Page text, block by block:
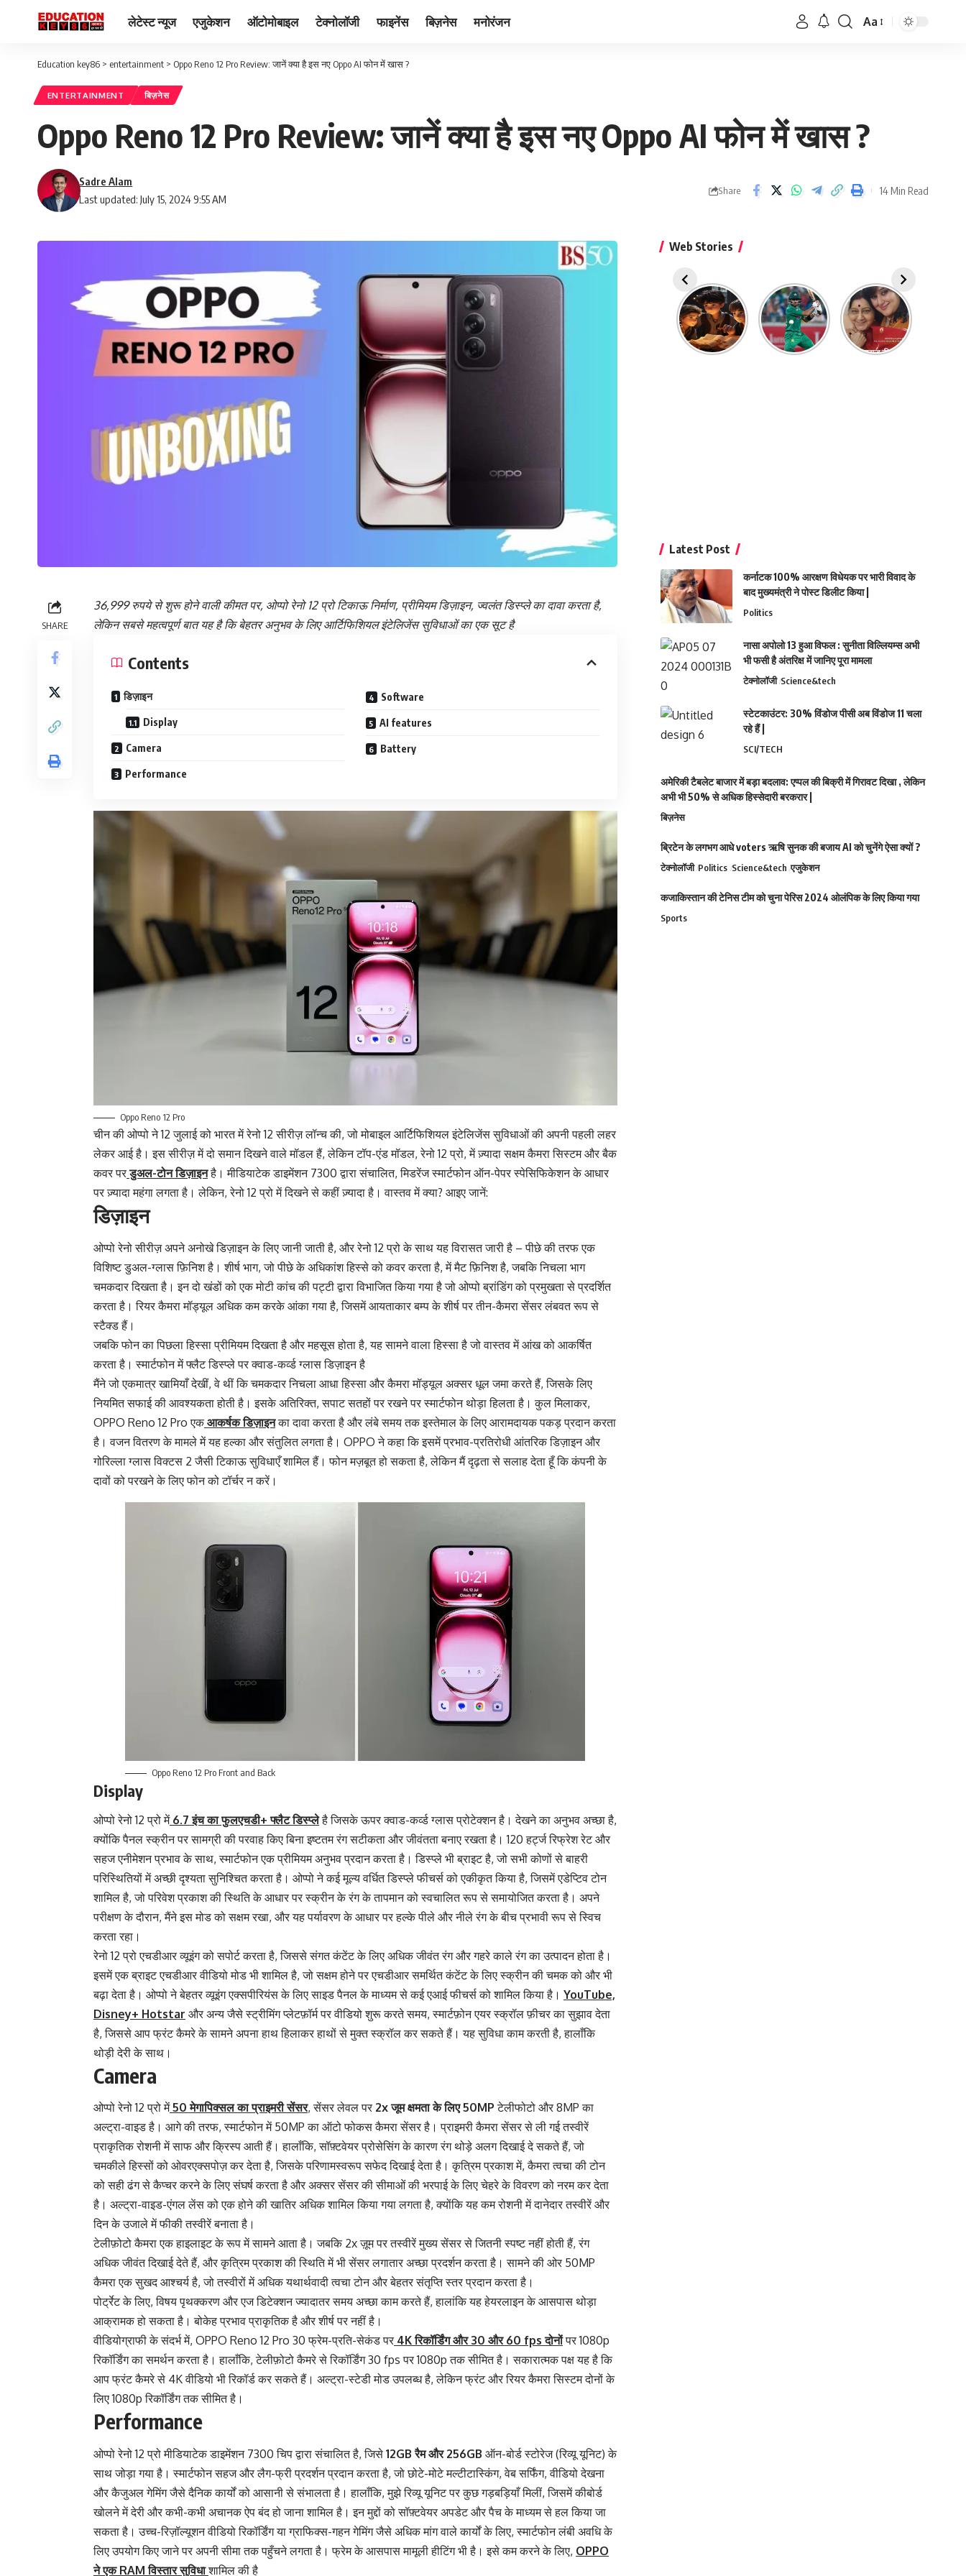
लेटेस्ट न्यूज एजुकेशन ऑटोमोबाइल टेक्नोलॉजी फाइनेंस बिज़नेस मनोरंजन
Font
Aa
Education key86 > entertainment > Oppo Reno 12 Pro Review: जानें क्या है इस नए Oppo AI फोन में खास ?
ENTERTAINMENT बिज़नेस
Oppo Reno 12 Pro Review: जानें क्या है इस नए Oppo AI फोन में खास ?
Last updated: July 15, 2024 9:55 AM
Sadre Alam
Share 14 Min Read
SHARE
36,999 रुपये से शुरू होने वाली कीमत पर, ओप्पो रेनो 12 प्रो टिकाऊ निर्माण, प्रीमियम डिज़ाइन, ज्वलंत डिस्प्ले का दावा करता है,
लेकिन सबसे महत्वपूर्ण बात यह है कि बेहतर अनुभव के लिए आर्टिफिशियल इंटेलिजेंस सुविधाओं का एक सूट है
Contents
डिज़ाइन
Display
Camera
Performance
Software
AI features
Battery
Oppo Reno 12 Pro
चीन की ओप्पो ने 12 जुलाई को भारत में रेनो 12 सीरीज़ लॉन्च की, जो मोबाइल आर्टिफिशियल इंटेलिजेंस सुविधाओं की अपनी पहली लहर
लेकर आई है। इस सीरीज़ में दो समान दिखने वाले मॉडल हैं, लेकिन टॉप-एंड मॉडल, रेनो 12 प्रो, में ज़्यादा सक्षम कैमरा सिस्टम और बैक
कवर परडुअल-टोन डिज़ाइनहै। मीडियाटेक डाइमेंशन 7300 द्वारा संचालित, मिडरेंज स्मार्टफोन ऑन-पेपर स्पेसिफिकेशन के आधार
पर ज़्यादा महंगा लगता है। लेकिन, रेनो 12 प्रो में दिखने से कहीं ज़्यादा है। वास्तव में क्या? आइए जानें:
डिज़ाइन
ओप्पो रेनो सीरीज़ अपने अनोखे डिज़ाइन के लिए जानी जाती है, और रेनो 12 प्रो के साथ यह विरासत जारी है – पीछे की तरफ एक
विशिष्ट डुअल-ग्लास फ़िनिश है। शीर्ष भाग, जो पीछे के अधिकांश हिस्से को कवर करता है, में मैट फ़िनिश है, जबकि निचला भाग
चमकदार दिखता है। इन दो खंडों को एक मोटी कांच की पट्टी द्वारा विभाजित किया गया है जो ओप्पो ब्रांडिंग को प्रमुखता से प्रदर्शित
करता है। रियर कैमरा मॉड्यूल अधिक कम करके आंका गया है, जिसमें आयताकार बम्प के शीर्ष पर तीन-कैमरा सेंसर लंबवत रूप से
स्टैक्ड हैं।
जबकि फोन का पिछला हिस्सा प्रीमियम दिखता है और महसूस होता है, यह सामने वाला हिस्सा है जो वास्तव में आंख को आकर्षित
करता है। स्मार्टफोन में फ्लैट डिस्प्ले पर क्वाड-कर्व्ड ग्लास डिज़ाइन है
मैंने जो एकमात्र खामियाँ देखीं, वे थीं कि चमकदार निचला आधा हिस्सा और कैमरा मॉड्यूल अक्सर धूल जमा करते हैं, जिसके लिए
नियमित सफाई की आवश्यकता होती है। इसके अतिरिक्त, सपाट सतहों पर रखने पर स्मार्टफोन थोड़ा हिलता है। कुल मिलाकर,
OPPO Reno 12 Pro एकआकर्षक डिज़ाइनका दावा करता है और लंबे समय तक इस्तेमाल के लिए आरामदायक पकड़ प्रदान करता
है। वजन वितरण के मामले में यह हल्का और संतुलित लगता है। OPPO ने कहा कि इसमें प्रभाव-प्रतिरोधी आंतरिक डिज़ाइन और
गोरिल्ला ग्लास विक्टस 2 जैसी टिकाऊ सुविधाएँ शामिल हैं। फोन मज़बूत हो सकता है, लेकिन मैं दृढ़ता से सलाह देता हूँ कि कंपनी के
दावों को परखने के लिए फोन को टॉर्चर न करें।
Oppo Reno 12 Pro Front and Back
Display
ओप्पो रेनो 12 प्रो में6.7 इंच का फुलएचडी+ फ्लैट डिस्प्लेहै जिसके ऊपर क्वाड-कर्व्ड ग्लास प्रोटेक्शन है। देखने का अनुभव अच्छा है,
क्योंकि पैनल स्क्रीन पर सामग्री की परवाह किए बिना इष्टतम रंग सटीकता और जीवंतता बनाए रखता है। 120 हर्ट्ज रिफ्रेश रेट और
सहज एनीमेशन प्रभाव के साथ, स्मार्टफोन एक प्रीमियम अनुभव प्रदान करता है। डिस्प्ले भी ब्राइट है, जो सभी कोणों से बाहरी
परिस्थितियों में अच्छी दृश्यता सुनिश्चित करता है। ओप्पो ने कई मूल्य वर्धित डिस्प्ले फीचर्स को एकीकृत किया है, जिसमें एडेप्टिव टोन
शामिल है, जो परिवेश प्रकाश की स्थिति के आधार पर स्क्रीन के रंग के तापमान को स्वचालित रूप से समायोजित करता है। अपने
परीक्षण के दौरान, मैंने इस मोड को सक्षम रखा, और यह पर्यावरण के आधार पर हल्के पीले और नीले रंग के बीच प्रभावी रूप से स्विच
करता रहा।
रेनो 12 प्रो एचडीआर व्यूइंग को सपोर्ट करता है, जिससे संगत कंटेंट के लिए अधिक जीवंत रंग और गहरे काले रंग का उत्पादन होता है।
इसमें एक ब्राइट एचडीआर वीडियो मोड भी शामिल है, जो सक्षम होने पर एचडीआर समर्थित कंटेंट के लिए स्क्रीन की चमक को और भी
बढ़ा देता है। ओप्पो ने बेहतर व्यूइंग एक्सपीरियंस के लिए साइड पैनल के माध्यम से कई एआई फीचर्स को शामिल किया है। YouTube,
Disney+ Hotstar और अन्य जैसे स्ट्रीमिंग प्लेटफ़ॉर्म पर वीडियो शुरू करते समय, स्मार्टफ़ोन एयर स्क्रॉल फ़ीचर का सुझाव देता
है, जिससे आप फ्रंट कैमरे के सामने अपना हाथ हिलाकर हाथों से मुक्त स्क्रॉल कर सकते हैं। यह सुविधा काम करती है, हालाँकि
थोड़ी देरी के साथ।
Camera
ओप्पो रेनो 12 प्रो में50 मेगापिक्सल का प्राइमरी सेंसर, सेंसर लेवल पर 2x जूम क्षमता के लिए 50MP टेलीफोटो और 8MP का
अल्ट्रा-वाइड है। आगे की तरफ, स्मार्टफोन में 50MP का ऑटो फोकस कैमरा सेंसर है। प्राइमरी कैमरा सेंसर से ली गई तस्वीरें
प्राकृतिक रोशनी में साफ और क्रिस्प आती ​​हैं। हालाँकि, सॉफ़्टवेयर प्रोसेसिंग के कारण रंग थोड़े अलग दिखाई दे सकते हैं, जो
चमकीले हिस्सों को ओवरएक्सपोज़ कर देता है, जिसके परिणामस्वरूप सफेद दिखाई देता है। कृत्रिम प्रकाश में, कैमरा त्वचा की टोन
को सही ढंग से कैप्चर करने के लिए संघर्ष करता है और अक्सर सेंसर की सीमाओं की भरपाई के लिए चेहरे के विवरण को नरम कर देता
है। अल्ट्रा-वाइड-एंगल लेंस को एक होने की खातिर अधिक शामिल किया गया लगता है, क्योंकि यह कम रोशनी में दानेदार तस्वीरें और
दिन के उजाले में फीकी तस्वीरें बनाता है।
टेलीफ़ोटो कैमरा एक हाइलाइट के रूप में सामने आता है। जबकि 2x ज़ूम पर तस्वीरें मुख्य सेंसर से जितनी स्पष्ट नहीं होती हैं, रंग
अधिक जीवंत दिखाई देते हैं, और कृत्रिम प्रकाश की स्थिति में भी सेंसर लगातार अच्छा प्रदर्शन करता है। सामने की ओर 50MP
कैमरा एक सुखद आश्चर्य है, जो तस्वीरों में अधिक यथार्थवादी त्वचा टोन और बेहतर संतृप्ति स्तर प्रदान करता है।
पोर्ट्रेट के लिए, विषय पृथक्करण और एज डिटेक्शन ज्यादातर समय अच्छा काम करते हैं, हालांकि यह हेयरलाइन के आसपास थोड़ा
आक्रामक हो सकता है। बोकेह प्रभाव प्राकृतिक है और शीर्ष पर नहीं है।
वीडियोग्राफी के संदर्भ में, OPPO Reno 12 Pro 30 फ्रेम-प्रति-सेकंड पर 4K रिकॉर्डिंग और 30 और 60 fps दोनोंपर 1080p
रिकॉर्डिंग का समर्थन करता है। हालाँकि, टेलीफ़ोटो कैमरे से रिकॉर्डिंग 30 fps पर 1080p तक सीमित है। सकारात्मक पक्ष यह है कि
आप फ्रंट कैमरे से 4K वीडियो भी रिकॉर्ड कर सकते हैं। अल्ट्रा-स्टेडी मोड उपलब्ध है, लेकिन फ्रंट और रियर कैमरा सिस्टम दोनों के
लिए 1080p रिकॉर्डिंग तक सीमित है।
Performance
ओप्पो रेनो 12 प्रो मीडियाटेक डाइमेंशन 7300 चिप द्वारा संचालित है, जिसे 12GB रैम और 256GB ऑन-बोर्ड स्टोरेज (रिव्यू यूनिट) के
साथ जोड़ा गया है। स्मार्टफोन सहज और लैग-फ्री प्रदर्शन प्रदान करता है, जो छोटे-मोटे मल्टीटास्किंग, वेब सर्फिंग, वीडियो देखना
और कैजुअल गेमिंग जैसे दैनिक कार्यों को आसानी से संभालता है। हालाँकि, मुझे रिव्यू यूनिट पर कुछ गड़बड़ियाँ मिलीं, जिसमें कीबोर्ड
खोलने में देरी और कभी-कभी अचानक ऐप बंद हो जाना शामिल है। इन मुद्दों को सॉफ़्टवेयर अपडेट और पैच के माध्यम से हल किया जा
सकता है। उच्च-रिज़ॉल्यूशन वीडियो रिकॉर्डिंग या ग्राफिक्स-गहन गेमिंग जैसे अधिक मांग वाले कार्यों के लिए, स्मार्टफोन लंबी अवधि के
लिए उपयोग किए जाने पर अपनी सीमा तक पहुँचने लगता है। फ्रेम के आसपास मामूली हीटिंग भी है। इसे कम करने के लिए, OPPO
ने एक RAM विस्तार सुविधा शामिल की है
Web Stories
Latest Post
कर्नाटक 100% आरक्षण विधेयक पर भारी विवाद के
बाद मुख्यमंत्री ने पोस्ट डिलीट किया |
Politics
नासा अपोलो 13 हुआ विफल : सुनीता विल्लियम्स अभी
भी फसी है अंतरिक्ष में जानिए पूरा मामला
टेक्नोलॉजी Science&tech
स्टेटकाउंटर: 30% विंडोज पीसी अब विंडोज 11 चला
रहे हैं |
SCI/TECH
अमेरिकी टैबलेट बाजार में बड़ा बदलाव: एप्पल की बिक्री में गिरावट दिखा , लेकिन
अभी भी 50% से अधिक हिस्सेदारी बरकरार |
बिज़नेस
ब्रिटेन के लगभग आधे voters ऋषि सुनक की बजाय AI को चुनेंगे ऐसा क्यों ?
टेक्नोलॉजी Politics Science&tech एजुकेशन
कजाकिस्तान की टेनिस टीम को चुना पेरिस 2024 ओलंपिक के लिए किया गया
Sports